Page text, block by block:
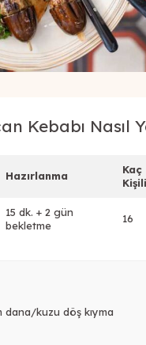
Kebabı Nasıl
Hazırlanma
Kaç
15 dk. + 2 gün
bekletme
16
dana/kuzu döş kıyma